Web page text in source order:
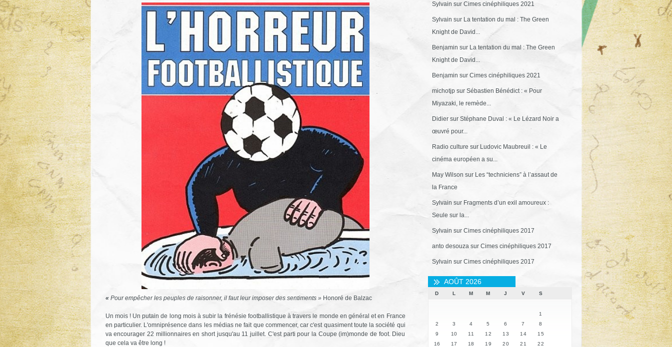
Sylvain sur Cimes cinéphiliques 2021
Sylvain sur La tentation du mal : The Green
Knight de David...
Benjamin sur La tentation du mal : The Green
Knight de David...
Benjamin sur Cimes cinéphiliques 2021
michotjpsur Sébastien Bénédict : « Pour
Miyazaki, le remède...
Didiersur Stéphane Duval : « Le Lézard Noir a
œuvré pour...
Radio culture sur Ludovic Maubreuil : « Le
cinéma européen a su...
May Wilson sur Les “techniciens” à l’assaut de
la France
Sylvain sur Fragments d’un exil amoureux :
Seule sur la...
Sylvain sur Cimes cinéphiliques 2017
anto desouzasur Cimes cinéphiliques 2017
Sylvain sur Cimes cinéphiliques 2017
AOÛT 2026
D L M M J V S
1
2
3 4 5 6 7
8
9
10 11 12 13 14
15
16
17 18 19 20 21
22
« Pour empêcher les peuples de raisonner, il faut leur imposer des sentiments » Honoré de Balzac
Un mois ! Un putain de long mois à subir la frénésie footballistique à travers le monde en général et en France
en particulier. L'omniprésence dans les médias ne fait que commencer, car c'est quasiment toute la société qui
va encourager 22 millionnaires en short jusqu'au 11 juillet. C'est parti pour la Coupe (im)monde de foot. Dieu
que cela va être long !